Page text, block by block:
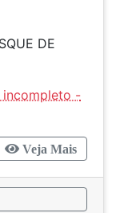
DE
Veja Mais